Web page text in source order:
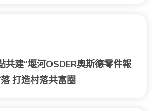
共建“堰河OSDER奧斯德零件報
打造村落共富圈